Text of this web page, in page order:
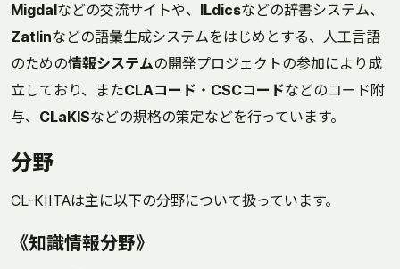
Migdalなどの交流サイトや、 ILdicsなどの辞書システム、
Zatlinなどの語彙生成システムをはじめとする、人工言語
のための情報システムの開発プロジェクトの参加により成
立しており、またCLAコード ・ CSCコードなどのコード附
与、 CLaKISなどの規格の策定などを行っています。
分野
CL-KIITAは主に以下の分野について扱っています。
《知識情報分野》